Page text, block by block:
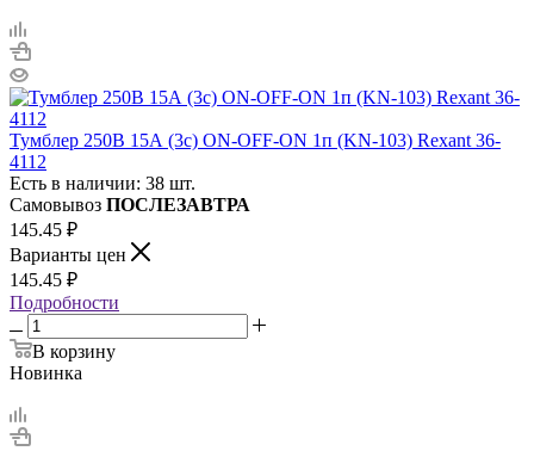
Тумблер 250В 15А (3c) ON-OFF-ON 1п (KN-103) Rexant 36-
4112
Есть в наличии: 38 шт.
Самовывоз ПОСЛЕЗАВТРА
145.45 ₽
Варианты цен
145.45 ₽
Подробности
В корзину
Новинка